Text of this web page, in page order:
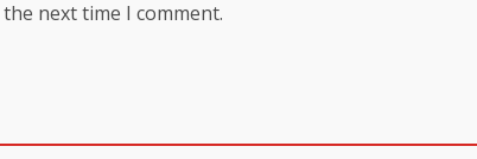
next time I comment.